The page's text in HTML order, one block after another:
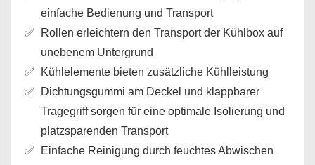
einfache Bedienung und Transport
Rollen erleichtern den Transport der Kühlbox auf
unebenem Untergrund
Kühlelemente bieten zusätzliche Kühlleistung
Dichtungsgummi am Deckel und klappbarer
Tragegriff sorgen für eine optimale Isolierung und
platzsparenden Transport
Einfache Reinigung durch feuchtes Abwischen